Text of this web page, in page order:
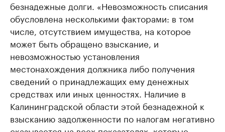
безнадежные долги. «Невозможность списания
обусловлена несколькими факторами: в том
числе, отсутствием имущества, на которое
может быть обращено взыскание, и
невозможностью установления
местонахождения должника либо получения
сведений о принадлежащих ему денежных
средствах или иных ценностях. Наличие в
Калининградской области этой безнадежной к
взысканию задолженности по налогам негативно